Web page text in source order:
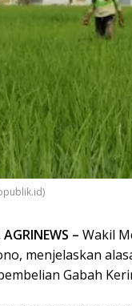
– Wakil
menjelaskan
Gabah